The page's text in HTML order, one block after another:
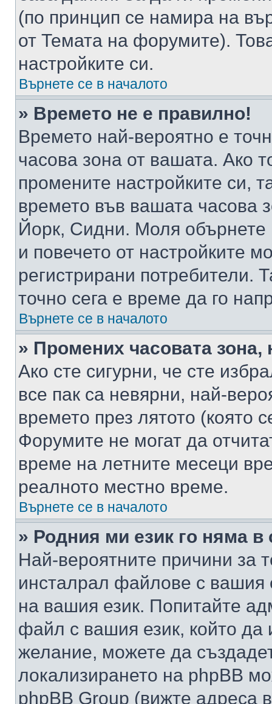
(по принцип се намира на
от Темата на форумите).
настройките си.
Върнете се в началото
» Времето не е правилно!
Времето най-вероятно е
часова зона от вашата. Ако
промените настройките си,
времето във вашата
Йорк, Сидни. Моля обърнете
и повечето от настройките
регистрирани потребители.
точно сега е време да го
Върнете се в началото
» Промених часовата
Ако сте сигурни, че сте
все пак са невярни, най-
времето през лятото (която
Форумите не могат да
време на летните месеци
реалното местно време.
Върнете се в началото
» Родния ми език го няма в
Най-вероятните причини за
инсталрал файлове с вашия
на вашия език. Попитайте
файл с вашия език, който да
желание, можете да
локализирането на phpBB
phpBB Group (вижте адреса